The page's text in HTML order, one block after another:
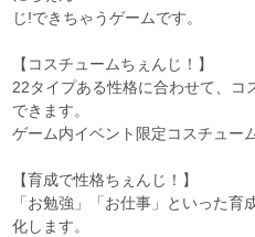
じ!できちゃうゲームです。
【コスチュームちぇんじ！】
22タイプある性格に合わせて、コ
できます。
ゲーム内イベント限定コスチュー
【育成で性格ちぇんじ！】
「お勉強」「お仕事」といった
化します。